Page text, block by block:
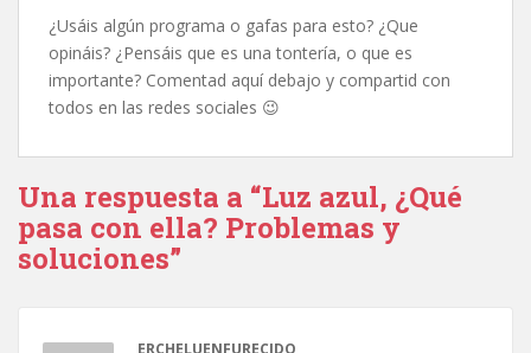
¿Usáis algún programa o gafas para esto? ¿Que
opináis? ¿Pensáis que es una tontería, o que es
importante? Comentad aquí debajo y compartid con
todos en las redes sociales 😉
Una respuesta a “Luz azul, ¿Qué
pasa con ella? Problemas y
soluciones”